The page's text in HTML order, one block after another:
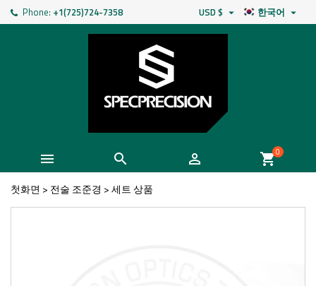
Phone: +1(725)724-7358 한국어 
USD $ 
   shopping_cart0
첫화면 > 전술 조준경 >세트 상품